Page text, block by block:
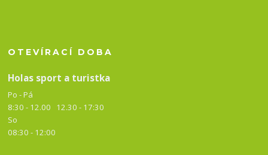
OTEVÍRACÍ DOBA
Holas sport a turistka
Po - Pá
8:30 - 12.00 12.30 - 17:30
So
08:30 - 12:00